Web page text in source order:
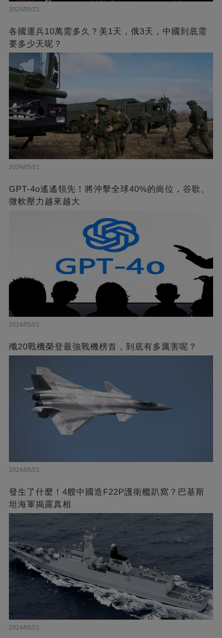
2024/05/21
各國運兵10萬需多久？美1天，俄3天，中國到底需
要多少天呢？
2024/05/21
GPT-4o遙遙領先！將沖擊全球40%的崗位，谷歌、
微軟壓力越來越大
2024/05/21
殲20戰機榮登最強戰機榜首，到底有多厲害呢？
2024/05/21
發生了什麼！4艘中國造F22P護衛艦趴窩？巴基斯
坦海軍揭露真相
2024/05/21